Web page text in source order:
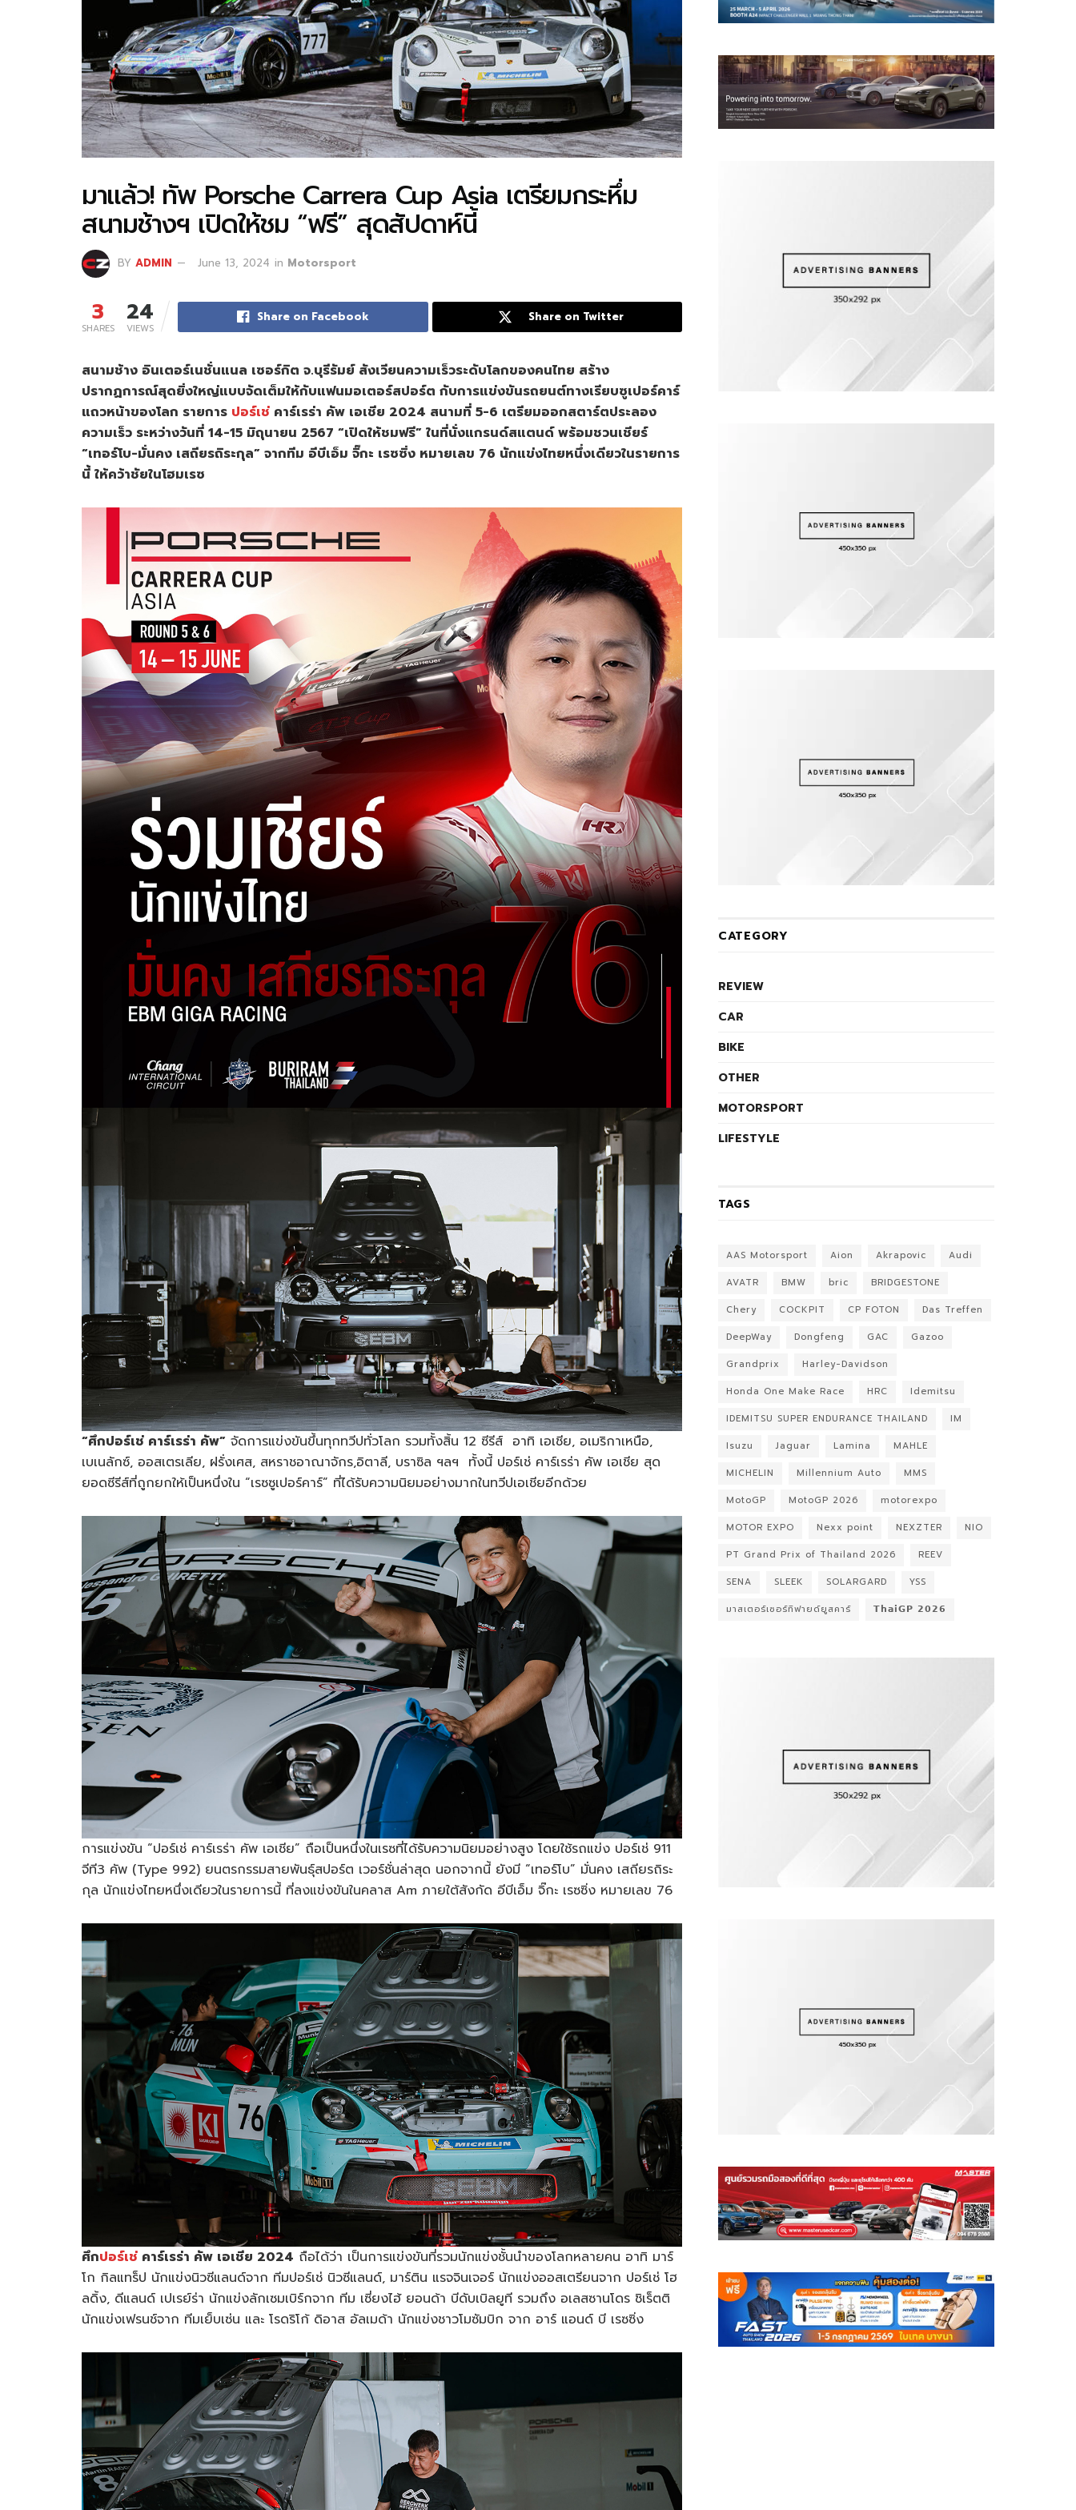
มาแล้ว! ทัพ Porsche Carrera Cup Asia เตรียมกระหึ่ม
สนามช้างฯ เปิดให้ชม “ฟรี” สุดสัปดาห์นี้
BY ADMIN June 13, 2024 in Motorsport
3
SHARES
24
VIEWS
Share on Facebook Share on Twitter
สนามช้าง อินเตอร์เนชั่นแนล เซอร์กิต จ.บุรีรัมย์ สังเวียนความเร็วระดับโลกของคนไทย สร้าง
ปรากฏการณ์สุดยิ่งใหญ่แบบจัดเต็มให้กับแฟนมอเตอร์สปอร์ต กับการแข่งขันรถยนต์ทางเรียบซูเปอร์คาร์
แถวหน้าของโลก รายการ ปอร์เช่ คาร์เรร่า คัพ เอเชีย 2024 สนามที่ 5-6 เตรียมออกสตาร์ตประลอง
ความเร็ว ระหว่างวันที่ 14-15 มิถุนายน 2567 “เปิดให้ชมฟรี” ในที่นั่งแกรนด์สแตนด์ พร้อมชวนเชียร์
“เทอร์โบ-มั่นคง เสถียรถิระกุล” จากทีม อีบีเอ็ม จิ๊กะ เรซซิ่ง หมายเลข 76 นักแข่งไทยหนึ่งเดียวในรายการ
นี้ ให้คว้าชัยในโฮมเรซ
“ศึกปอร์เช่ คาร์เรร่า คัพ” จัดการแข่งขันขึ้นทุกทวีปทั่วโลก รวมทั้งสิ้น 12 ซีรีส์ อาทิ เอเชีย, อเมริกาเหนือ,
เบเนลักซ์, ออสเตรเลีย, ฝรั่งเศส, สหราชอาณาจักร,อิตาลี, บราซิล ฯลฯ ทั้งนี้ ปอร์เช่ คาร์เรร่า คัพ เอเชีย สุด
ยอดซีรีส์ที่ถูกยกให้เป็นหนึ่งใน “เรซซูเปอร์คาร์” ที่ได้รับความนิยมอย่างมากในทวีปเอเชียอีกด้วย
การแข่งขัน “ปอร์เช่ คาร์เรร่า คัพ เอเชีย” ถือเป็นหนึ่งในเรซที่ได้รับความนิยมอย่างสูง โดยใช้รถแข่ง ปอร์เช่ 911
จีที3 คัพ (Type 992) ยนตรกรรมสายพันธุ์สปอร์ต เวอร์ชั่นล่าสุด นอกจากนี้ ยังมี “เทอร์โบ” มั่นคง เสถียรถิระ
กุล นักแข่งไทยหนึ่งเดียวในรายการนี้ ที่ลงแข่งขันในคลาส Am ภายใต้สังกัด อีบีเอ็ม จิ๊กะ เรซซิ่ง หมายเลข 76
ศึกปอร์เช่ คาร์เรร่า คัพ เอเชีย 2024 ถือได้ว่า เป็นการแข่งขันที่รวมนักแข่งชั้นนำของโลกหลายคน อาทิ มาร์
โก กิลแทร็ป นักแข่งนิวซีแลนด์จาก ทีมปอร์เช่ นิวซีแลนด์, มาร์ติน แรจจินเจอร์ นักแข่งออสเตรียนจาก ปอร์เช่ โฮ
ลดิ้ง, ดีแลนด์ เปเรย์ร่า นักแข่งลักเซมเบิร์กจาก ทีม เซี่ยงไฮ้ ยอนด้า บีดับเบิลยูที รวมถึง อเลสซานโดร ชิเร็ตติ
นักแข่งเฟรนช์จาก ทีมเย็บเซ่น และ โรดริโก้ ดิอาส อัลเมด้า นักแข่งชาวโมซัมบิก จาก อาร์ แอนด์ บี เรซซิ่ง
CATEGORY
REVIEW
CAR
BIKE
OTHER
MOTORSPORT
LIFESTYLE
TAGS
AAS Motorsport Aion Akrapovic
Audi
AVATR
BMW bric
BRIDGESTONE
Chery
COCKPIT CP FOTON
Das Treffen
DeepWay
Dongfeng GAC
Gazoo
Grandprix
Harley-Davidson
Honda One Make Race
HRC
Idemitsu
IDEMITSU SUPER ENDURANCE THAILAND
IM
Isuzu
Jaguar Lamina
MAHLE
MICHELIN
Millennium Auto
MMS
MotoGP
MotoGP 2026
motorexpo
MOTOR EXPO
Nexx point NEXZTER
NIO
PT Grand Prix of Thailand 2026
REEV
SENA
SLEEK SOLARGARD
YSS
มาสเตอร์เซอร์ทิฟายด์ยูสคาร์
𝗧𝗵𝗮𝗶𝗚𝗣 𝟮𝟬𝟮𝟲